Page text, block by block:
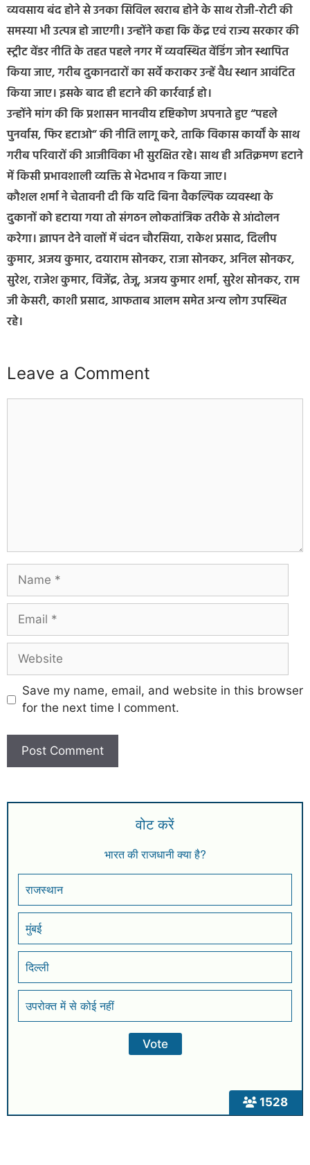
व्यवसाय बंद होने से उनका सिविल खराब होने के साथ रोजी-रोटी की
समस्या भी उत्पन्न हो जाएगी। उन्होंने कहा कि केंद्र एवं राज्य सरकार की
स्ट्रीट वेंडर नीति के तहत पहले नगर में व्यवस्थित वेंडिंग जोन स्थापित
किया जाए, गरीब दुकानदारों का सर्वे कराकर उन्हें वैध स्थान आवंटित
किया जाए। इसके बाद ही हटाने की कार्रवाई हो।
उन्होंने मांग की कि प्रशासन मानवीय दृष्टिकोण अपनाते हुए “पहले
पुनर्वास, फिर हटाओ” की नीति लागू करे, ताकि विकास कार्यों के साथ
गरीब परिवारों की आजीविका भी सुरक्षित रहे। साथ ही अतिक्रमण हटाने
में किसी प्रभावशाली व्यक्ति से भेदभाव न किया जाए।
कौशल शर्मा ने चेतावनी दी कि यदि बिना वैकल्पिक व्यवस्था के
दुकानों को हटाया गया तो संगठन लोकतांत्रिक तरीके से आंदोलन
करेगा। ज्ञापन देने वालों में चंदन चौरसिया, राकेश प्रसाद, दिलीप
कुमार, अजय कुमार, दयाराम सोनकर, राजा सोनकर, अनिल सोनकर,
सुरेश, राजेश कुमार, विजेंद्र, तेजू, अजय कुमार शर्मा, सुरेश सोनकर, राम
जी केसरी, काशी प्रसाद, आफताब आलम समेत अन्य लोग उपस्थित
रहे।
Leave a Comment
Save my name, email, and website in this browser
for the next time I comment.
1528
वोट करें
भारत की राजधानी क्या है?
राजस्थान
मुंबई
दिल्ली
उपरोक्त में से कोई नहीं